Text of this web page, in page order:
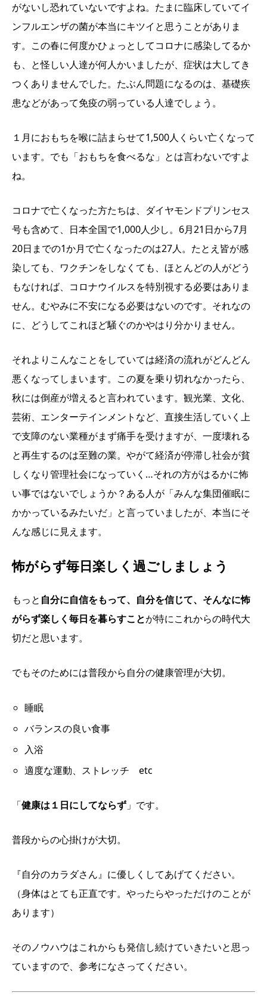
がないし恐れていないですよね。たまに臨床していてイ
ンフルエンザの菌が本当にキツイと思うことがありま
す。この春に何度かひょっとしてコロナに感染してるか
も、と怪しい人達が何人かいましたが、症状は大してき
つくありませんでした。たぶん問題になるのは、基礎疾
患などがあって免疫の弱っている人達でしょう。
１月におもちを喉に詰まらせて1,500人くらい亡くなって
います。でも「おもちを食べるな」とは言わないですよ
ね。
コロナで亡くなった方たちは、ダイヤモンドプリンセス
号も含めて、日本全国で1,000人少し。6月21日から7月
20日までの1か月で亡くなったのは27人。たとえ皆が感
染しても、ワクチンをしなくても、ほとんどの人がどう
もなければ、コロナウイルスを特別視する必要はありま
せん。むやみに不安になる必要はないのです。それなの
に、どうしてこれほど騒ぐのかやはり分かりません。
それよりこんなことをしていては経済の流れがどんどん
悪くなってしまいます。この夏を乗り切れなかったら、
秋には倒産が増えると言われています。観光業、文化、
芸術、エンターテインメントなど、直接生活していく上
で支障のない業種がまず痛手を受けますが、一度壊れる
と再生するのは至難の業。やがて経済が停滞し社会が貧
しくなり管理社会になっていく…それの方がはるかに怖
い事ではないでしょうか？ある人が「みんな集団催眠に
かかっているみたいだ」と言っていましたが、本当にそ
んな感じに見えます。
怖がらず毎日楽しく過ごしましょう
もっと 自分に自信をもって、自分を信じて、そんなに怖
がらず楽しく毎日を暮らすことが特にこれからの時代大
切だと思います。
でもそのためには普段から自分の健康管理が大切。
睡眠
バランスの良い食事
入浴
適度な運動、ストレッチ etc
「健康は１日にしてならず 」です。
普段からの心掛けが大切。
『自分のカラダさん』に優しくしてあげてください。
（身体はとても正直です。やったらやっただけのことが
あります）
そのノウハウはこれからも発信し続けていきたいと思っ
ていますので、参考になさってください。